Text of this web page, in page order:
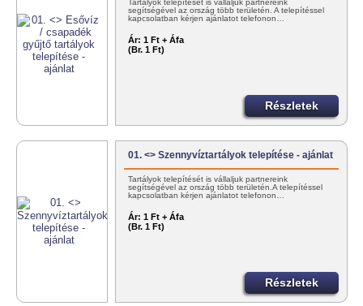
Tartályok telepítését is vállaljuk partnereink
segítségével az ország több területén. A telepítéssel
kapcsolatban kérjen ajánlatot telefonon…
Ár: 1 Ft + Áfa
(Br. 1 Ft)
Részletek
01. <> Szennyvíztartályok telepítése - ajánlat
Tartályok telepítését is vállaljuk partnereink
segítségével az ország több területén.A telepítéssel
kapcsolatban kérjen ajánlatot telefonon…
Ár: 1 Ft + Áfa
(Br. 1 Ft)
Részletek